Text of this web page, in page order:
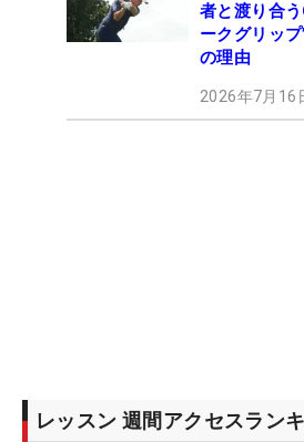
者と渡り合
ークグリッ
の理由
2026年7月16
レッスン 週間アクセスラン